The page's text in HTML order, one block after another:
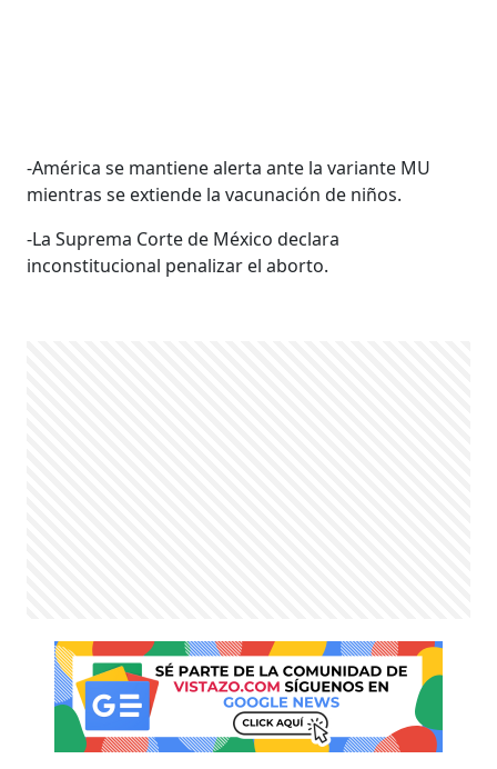
-América se mantiene alerta ante la variante MU
mientras se extiende la vacunación de niños.
-La Suprema Corte de México declara
inconstitucional penalizar el aborto.